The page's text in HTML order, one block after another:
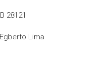
28121
Egberto Lima